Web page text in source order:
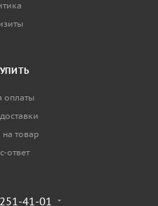
оплаты
на товар
ответ
41-01